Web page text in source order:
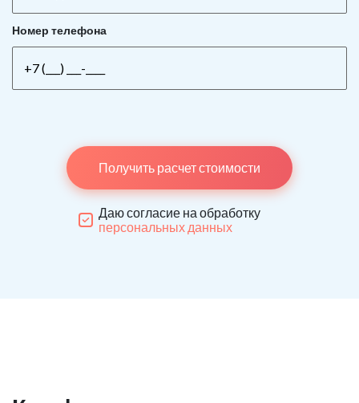
Номер телефона
Получить расчет стоимости
Даю согласие на обработку
персональных данных